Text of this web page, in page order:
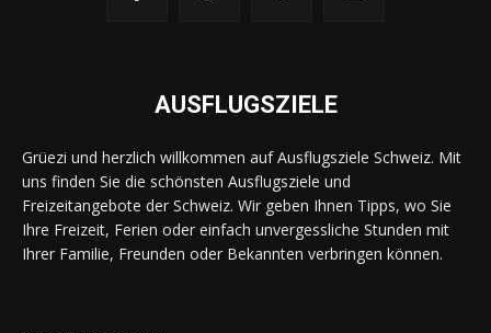
AUSFLUGSZIELE
Grüezi und herzlich willkommen auf Ausflugsziele Schweiz. Mit
uns finden Sie die schönsten Ausflugsziele und
Freizeitangebote der Schweiz. Wir geben Ihnen Tipps, wo Sie
Ihre Freizeit, Ferien oder einfach unvergessliche Stunden mit
Ihrer Familie, Freunden oder Bekannten verbringen können.